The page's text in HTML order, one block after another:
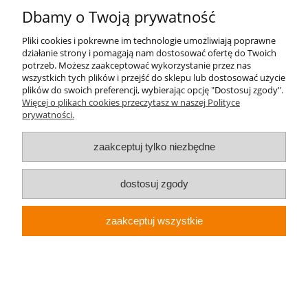
Zwroty i reklamacje
Kontakt
+48 696 50 70 20
sklep@notopstryk.pl
Dbamy o Twoją prywatność
Pliki cookies i pokrewne im technologie umożliwiają poprawne
działanie strony i pomagają nam dostosować ofertę do Twoich
potrzeb. Możesz zaakceptować wykorzystanie przez nas
wszystkich tych plików i przejść do sklepu lub dostosować użycie
plików do swoich preferencji, wybierając opcję "Dostosuj zgody".
Więcej o plikach cookies przeczytasz w naszej Polityce
prywatności.
zaakceptuj tylko niezbędne
dostosuj zgody
zaakceptuj wszystkie